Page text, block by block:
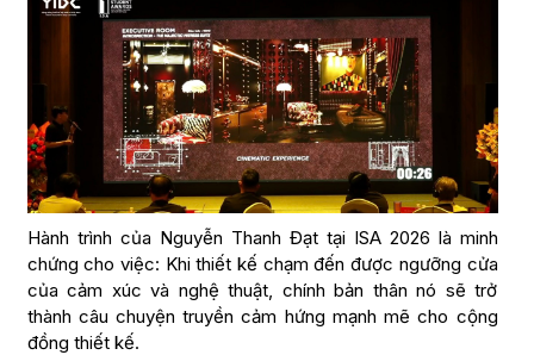
Hành trình của Nguyễn Thanh Đạt tại ISA 2026 là minh
chứng cho việc: Khi thiết kế chạm đến được ngưỡng cửa
của cảm xúc và nghệ thuật, chính bản thân nó sẽ trở
thành câu chuyện truyền cảm hứng mạnh mẽ cho cộng
đồng thiết kế.